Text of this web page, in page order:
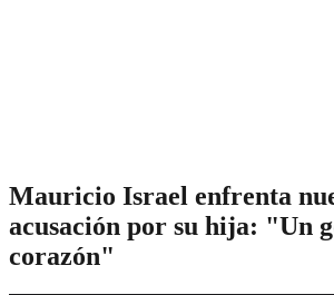
Mauricio Israel enfrenta
acusación por su hija: "Un
corazón"